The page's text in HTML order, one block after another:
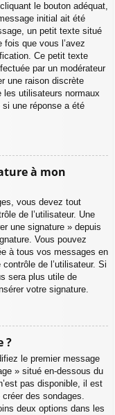
le bouton adéquat,
initial ait été
un petit texte situé
que vous l’avez
Ce petit texte
par un modérateur
une raison discrète
les utilisateurs normaux
une réponse a été
à mon
vous devez tout
de l’utilisateur. Une
une signature » depuis
Vous pouvez
à tous vos messages en
de l’utilisateur. Si
sera plus utile de
votre signature.
?
le premier message
» situé en-dessous du
pas disponible, il est
des sondages.
deux options dans les